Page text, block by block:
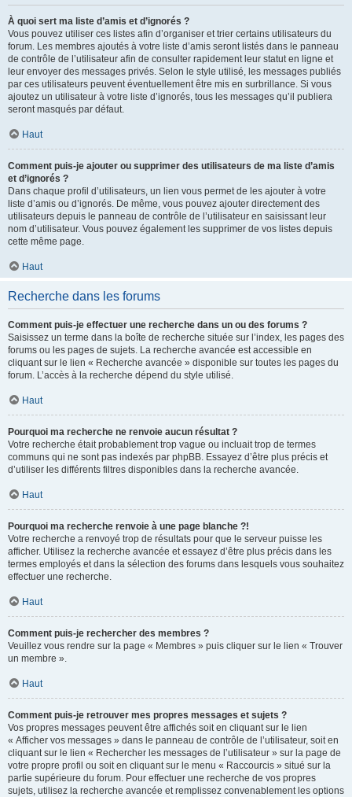
À quoi sert ma liste d’amis et d’ignorés ?
Vous pouvez utiliser ces listes afin d’organiser et trier certains utilisateurs du
forum. Les membres ajoutés à votre liste d’amis seront listés dans le panneau
de contrôle de l’utilisateur afin de consulter rapidement leur statut en ligne et
leur envoyer des messages privés. Selon le style utilisé, les messages publiés
par ces utilisateurs peuvent éventuellement être mis en surbrillance. Si vous
ajoutez un utilisateur à votre liste d’ignorés, tous les messages qu’il publiera
seront masqués par défaut.
Haut
Comment puis-je ajouter ou supprimer des utilisateurs de ma liste d’amis
et d’ignorés ?
Dans chaque profil d’utilisateurs, un lien vous permet de les ajouter à votre
liste d’amis ou d’ignorés. De même, vous pouvez ajouter directement des
utilisateurs depuis le panneau de contrôle de l’utilisateur en saisissant leur
nom d’utilisateur. Vous pouvez également les supprimer de vos listes depuis
cette même page.
Haut
Recherche dans les forums
Comment puis-je effectuer une recherche dans un ou des forums ?
Saisissez un terme dans la boîte de recherche située sur l’index, les pages des
forums ou les pages de sujets. La recherche avancée est accessible en
cliquant sur le lien « Recherche avancée » disponible sur toutes les pages du
forum. L’accès à la recherche dépend du style utilisé.
Haut
Pourquoi ma recherche ne renvoie aucun résultat ?
Votre recherche était probablement trop vague ou incluait trop de termes
communs qui ne sont pas indexés par phpBB. Essayez d’être plus précis et
d’utiliser les différents filtres disponibles dans la recherche avancée.
Haut
Pourquoi ma recherche renvoie à une page blanche ?!
Votre recherche a renvoyé trop de résultats pour que le serveur puisse les
afficher. Utilisez la recherche avancée et essayez d’être plus précis dans les
termes employés et dans la sélection des forums dans lesquels vous souhaitez
effectuer une recherche.
Haut
Comment puis-je rechercher des membres ?
Veuillez vous rendre sur la page « Membres » puis cliquer sur le lien « Trouver
un membre ».
Haut
Comment puis-je retrouver mes propres messages et sujets ?
Vos propres messages peuvent être affichés soit en cliquant sur le lien
« Afficher vos messages » dans le panneau de contrôle de l’utilisateur, soit en
cliquant sur le lien « Rechercher les messages de l’utilisateur » sur la page de
votre propre profil ou soit en cliquant sur le menu « Raccourcis » situé sur la
partie supérieure du forum. Pour effectuer une recherche de vos propres
sujets, utilisez la recherche avancée et remplissez convenablement les options